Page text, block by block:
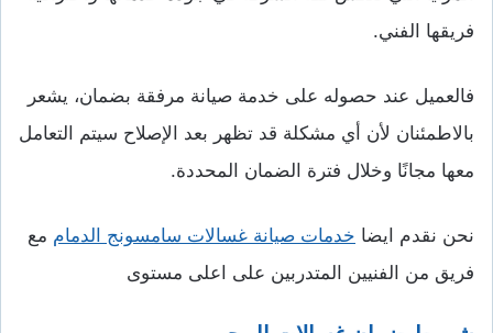
فريقها الفني.
فالعميل عند حصوله على خدمة صيانة مرفقة بضمان، يشعر
بالاطمئنان لأن أي مشكلة قد تظهر بعد الإصلاح سيتم التعامل
معها مجانًا وخلال فترة الضمان المحددة.
نحن نقدم ايضا خدمات صيانة غسالات سامسونج الدمام مع
فريق من الفنيين المتدربين على اعلى مستوى